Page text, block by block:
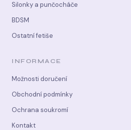
Silonky a punčocháče
BDSM
Ostatní fetiše
INFORMACE
Možnosti doručení
Obchodní podmínky
Ochrana soukromí
Kontakt